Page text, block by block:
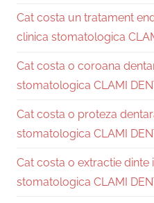
Cat costa un tratament
clinica stomatologica
Cat costa o coroana
stomatologica CLAMI
Cat costa o proteza
stomatologica CLAMI
Cat costa o extractie dinte
stomatologica CLAMI